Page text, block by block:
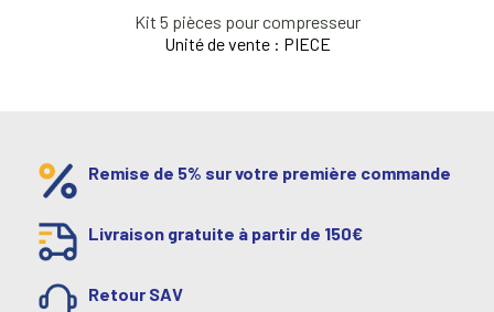
Kit 5 pièces pour compresseur
Unité de vente : PIECE
Remise de 5% sur votre première commande
Livraison gratuite à partir de 150€
Retour SAV